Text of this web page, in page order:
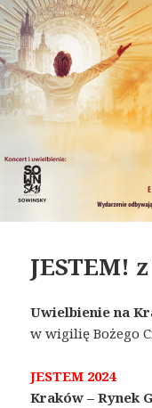
JESTEM!
Uwielbienie na
w wigilię Bożego
JESTEM 2024
Kraków – Rynek